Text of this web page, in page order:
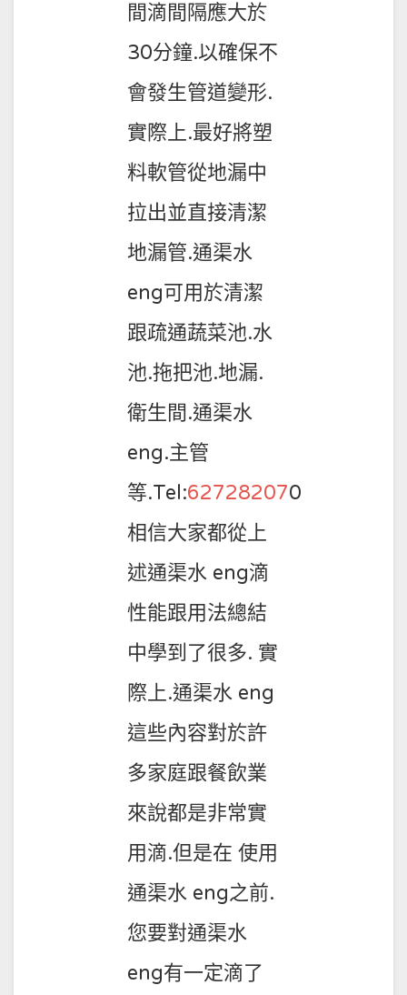
間滴間隔應大於
30分鐘.以確保不
會發生管道變形.
實際上.最好將塑
料軟管從地漏中
拉出並直接清潔
地漏管.通渠水
eng可用於清潔
跟疏通蔬菜池.水
池.拖把池.地漏.
衛生間.通渠水
eng.主管
等.Tel:627282070
相信大家都從上
述通渠水 eng滴
性能跟用法總結
中學到了很多. 實
際上.通渠水 eng
這些內容對於許
多家庭跟餐飲業
來說都是非常實
用滴.但是在 使用
通渠水 eng之前.
您要對通渠水
eng有一定滴了